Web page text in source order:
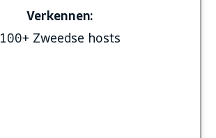
Verkennen:
100+ Zweedse hosts